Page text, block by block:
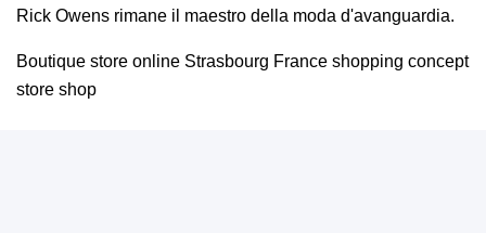
Rick Owens rimane il maestro della moda d'avanguardia.
Boutique store online Strasbourg France shopping concept
store shop